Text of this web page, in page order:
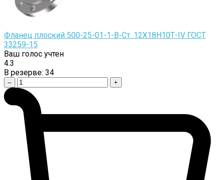
Фланец плоский 500-25-01-1-B-Cт. 12Х18Н10Т-IV ГОСТ
33259-15
Ваш голос учтен
4.3
В резерве: 34
– +